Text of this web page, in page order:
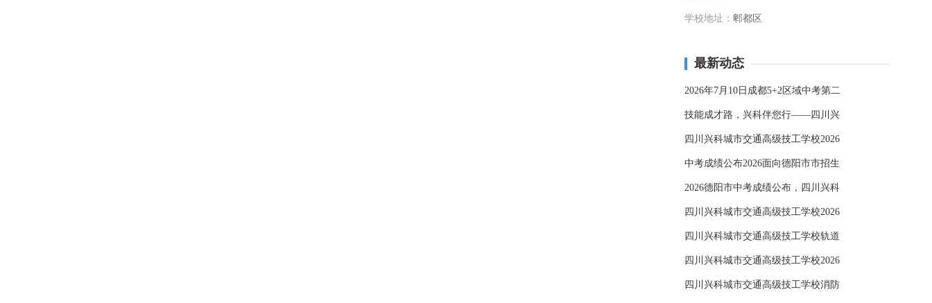
学校地址： 郫都区
最新动态
2026年7月10日成都5+2区域中考第二
技能成才路，兴科伴您行——四川兴
四川兴科城市交通高级技工学校2026
中考成绩公布2026面向德阳市市招生
2026德阳市中考成绩公布，四川兴科
四川兴科城市交通高级技工学校2026
四川兴科城市交通高级技工学校轨道
四川兴科城市交通高级技工学校2026
四川兴科城市交通高级技工学校消防